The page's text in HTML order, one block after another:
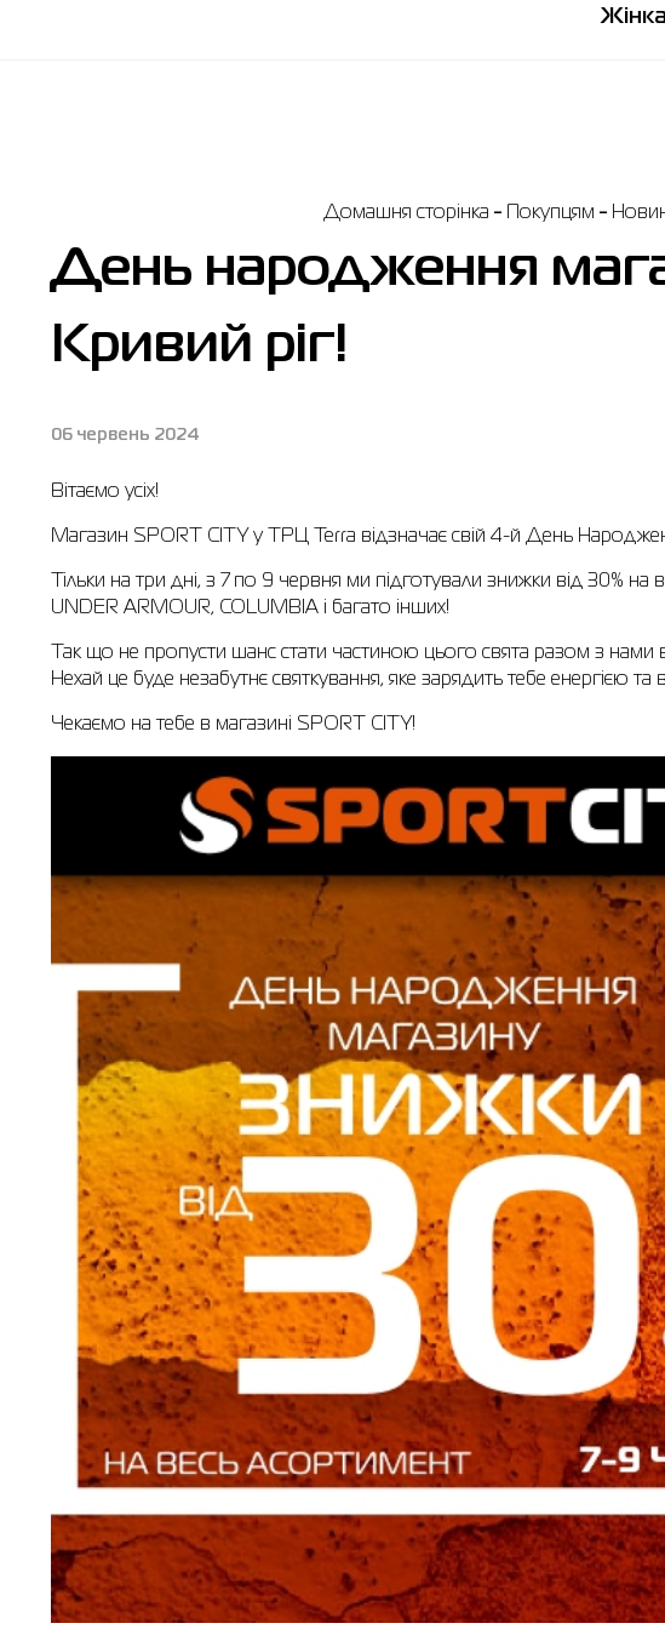
Домашня сторінка Покупцям
День народження
Кривий ріг!
06 червень 2024
Вітаємо усіх!
Магазин SPORT CITY у ТРЦ Terra відзначає свій 4-й День
Тільки на три дні, з 7 по 9 червня ми підготували знижки від 30%
UNDER ARMOUR, COLUMBIA і багато інших!
Так що не пропусти шанс стати частиною цього свята разом з нами
Нехай це буде незабутнє святкування, яке зарядить тебе енергією
Чекаємо на тебе в магазині SPORT CITY!